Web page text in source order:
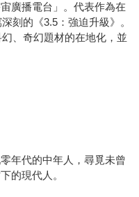
廣播電台」。代表作為在
刻的《3.5：強迫升級》。
、奇幻題材的在地化，並
年代的中年人，尋覓未曾
的現代人。